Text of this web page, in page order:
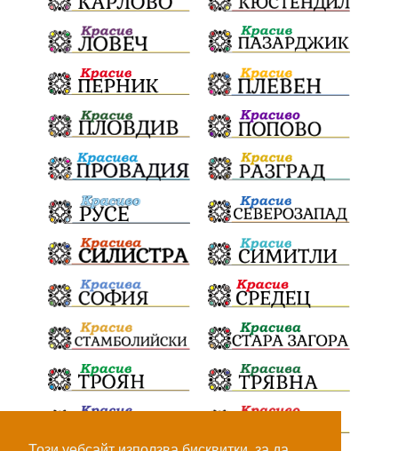
ПартияВеличие ЕкатеринаДафовска Тракия
ПТП Сливен КварталРечица Данъци
ПътнаИнфраструктура Асфалт
БрашноСтоименов ИстинскиХляб
БългарскоКачество Запис
ПолитическоЗадкулисие Микродрон
КомарДрон КитайскаТехнология
ВоенниТехнологии Наркотици
Демерджиев